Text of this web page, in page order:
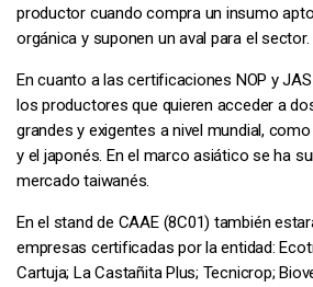
productor cuando compra un insumo
orgánica y suponen un aval para el sector.
En cuanto a las certificaciones NOP y
los productores que quieren acceder a
grandes y exigentes a nivel mundial,
y el japonés. En el marco asiático se ha
mercado taiwanés.
En el stand de CAAE (8C01) también
empresas certificadas por la entidad:
Cartuja; La Castañita Plus; Tecnicrop;